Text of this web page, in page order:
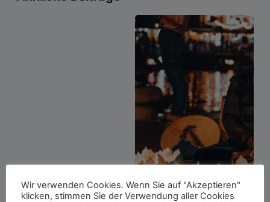
Wir verwenden Cookies. Wenn Sie auf "Akzeptieren"
klicken, stimmen Sie der Verwendung aller Cookies